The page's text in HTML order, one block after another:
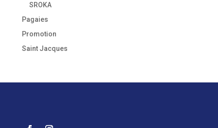
SROKA
Pagaies
Promotion
Saint Jacques